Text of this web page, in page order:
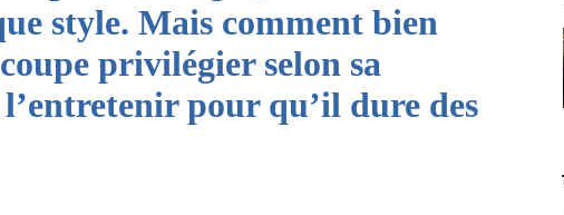
style. Mais comment bien
privilégier selon sa
pour qu’il dure des